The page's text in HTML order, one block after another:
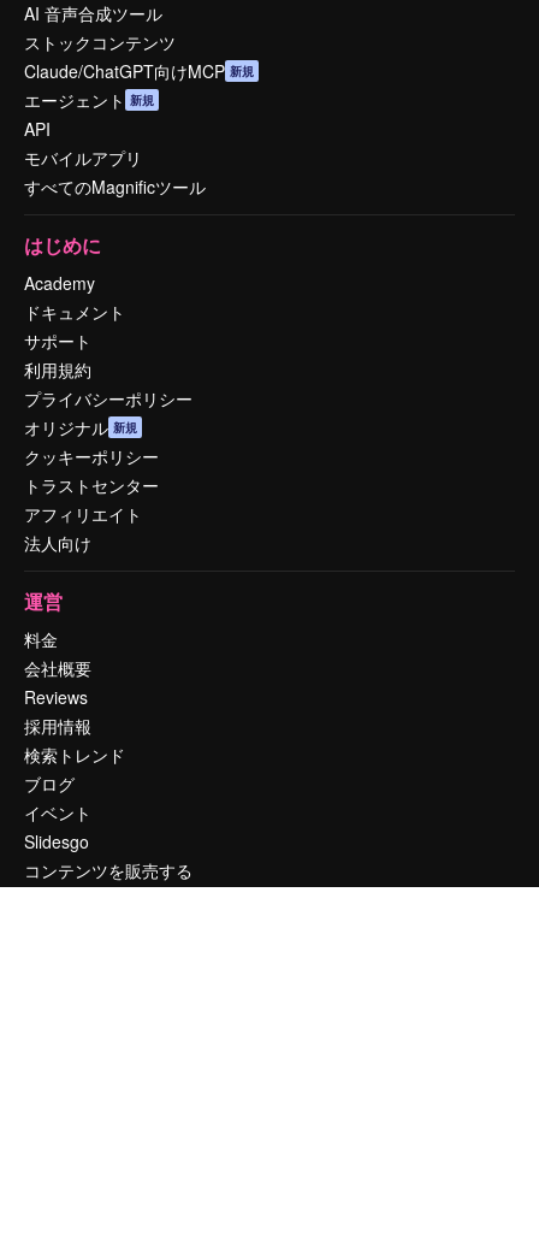
AI 音声合成ツール
ストックコンテンツ
Claude/ChatGPT向けMCP 新規
エージェント 新規
API
モバイルアプリ
すべてのMagnificツール
はじめに
Academy
ドキュメント
サポート
利用規約
プライバシーポリシー
オリジナル 新規
クッキーポリシー
トラストセンター
アフィリエイト
法人向け
運営
料金
会社概要
Reviews
採用情報
検索トレンド
ブログ
イベント
Slidesgo
コンテンツを販売する